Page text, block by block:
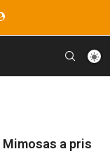
Mimosas a pris